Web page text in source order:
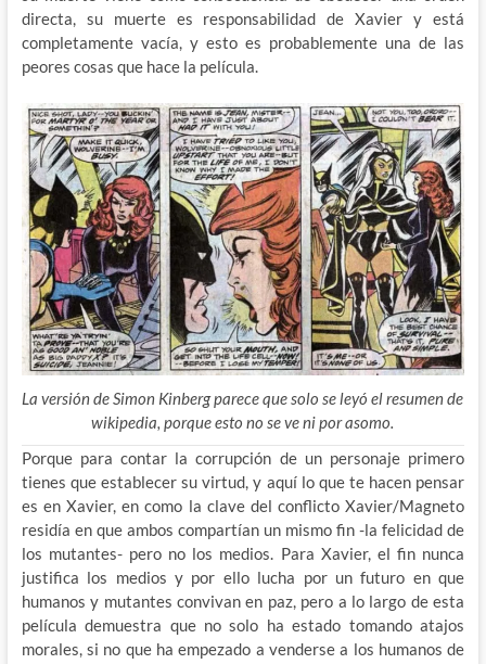
directa, su muerte es responsabilidad de Xavier y está
completamente vacía, y esto es probablemente una de las
peores cosas que hace la película.
La versión de Simon Kinberg parece que solo se leyó el resumen de
wikipedia, porque esto no se ve ni por asomo.
Porque para contar la corrupción de un personaje primero
tienes que establecer su virtud, y aquí lo que te hacen pensar
es en Xavier, en como la clave del conflicto Xavier/Magneto
residía en que ambos compartían un mismo fin -la felicidad de
los mutantes- pero no los medios. Para Xavier, el fin nunca
justifica los medios y por ello lucha por un futuro en que
humanos y mutantes convivan en paz, pero a lo largo de esta
película demuestra que no solo ha estado tomando atajos
morales, si no que ha empezado a venderse a los humanos de